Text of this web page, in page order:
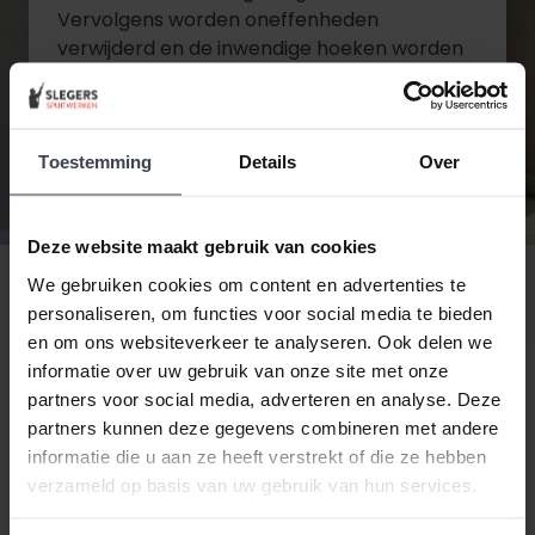
Toestemming Details Over
Deze website maakt gebruik van cookies
We gebruiken cookies om content en advertenties te
personaliseren, om functies voor social media te bieden
en om ons websiteverkeer te analyseren. Ook delen we
informatie over uw gebruik van onze site met onze
partners voor social media, adverteren en analyse. Deze
partners kunnen deze gegevens combineren met andere
informatie die u aan ze heeft verstrekt of die ze hebben
verzameld op basis van uw gebruik van hun services.
Vervolgens worden oneffenheden
verwijderd en de inwendige hoeken worden
gekit. Wanneer het stucwerk in de juiste
staat is wordt de tweede en laatste laag
Contact opnemen